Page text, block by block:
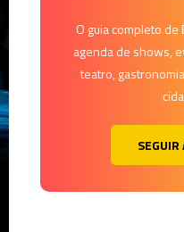
O guia completo
agenda de shows,
teatro,
SEGUIR